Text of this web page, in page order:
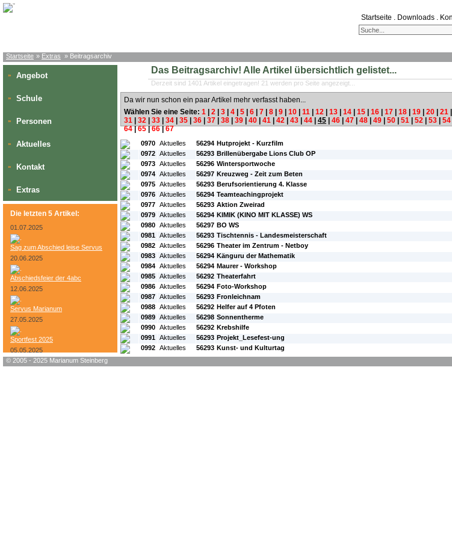
Startseite . Downloads .
Startseite » Extras » Beitragsarchiv
» Angebot
» Schule
» Personen
» Aktuelles
» Kontakt
» Extras
Die letzten 5 Artikel:
01.07.2025
Sag zum Abschied leise Servus
20.06.2025
Abschiedsfeier der 4abc
12.06.2025
Servus Marianum
27.05.2025
Sportfest 2025
05.05.2025
Das Beitragsarchiv! Alle Artikel übersichtlich gelistet...
Derzeit sind 1401 Artikel eingetragen! 21 werden pro Seite angezeigt...
Da wir nun schon ein paar Artikel mehr verfasst haben...
Wählen Sie eine Seite: 1 2 3 4 5 6 7 8 9 10 11 12 13 14 15 16 17 18 19 20 21
31
32 33 34 35 36 37 38 39 40 41 42 43 44 45 46 47 48 49 50 51 52 53 54
64|65|66|67
#L: #ID: #Rubrik:
0970 Aktuelles 56294 Hutprojekt - Kurzfilm
0972 Aktuelles 56293 Brillenübergabe Lions Club OP
0973 Aktuelles 56296 Wintersportwoche
0974 Aktuelles 56297 Kreuzweg - Zeit zum Beten
0975 Aktuelles 56293 Berufsorientierung 4. Klasse
0976 Aktuelles 56294 Teamteachingprojekt
0977 Aktuelles 56293 Aktion Zweirad
0979 Aktuelles 56294 KIMIK (KINO MIT KLASSE) WS
0980 Aktuelles 56297 BO WS
0981 Aktuelles 56293 Tischtennis - Landesmeisterschaft
0982 Aktuelles 56296 Theater im Zentrum - Netboy
0983 Aktuelles 56294 Känguru der Mathematik
0984 Aktuelles 56294 Maurer - Workshop
0985 Aktuelles 56292 Theaterfahrt
0986 Aktuelles 56294 Foto-Workshop
0987 Aktuelles 56293 Fronleichnam
0988 Aktuelles 56292 Helfer auf 4 Pfoten
0989 Aktuelles 56298 Sonnentherme
0990 Aktuelles 56292 Krebshilfe
0991 Aktuelles 56293 Projekt_Lesefest-ung
0992 Aktuelles 56293 Kunst- und Kulturtag
© 2005 - 2025 Marianum Steinberg